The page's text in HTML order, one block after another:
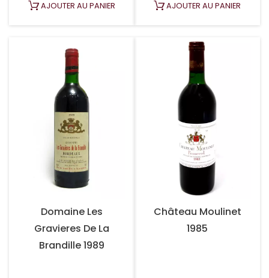
AJOUTER AU PANIER AJOUTER AU PANIER
Domaine Les
Gravieres De La
Brandille 1989
Château Moulinet
1985